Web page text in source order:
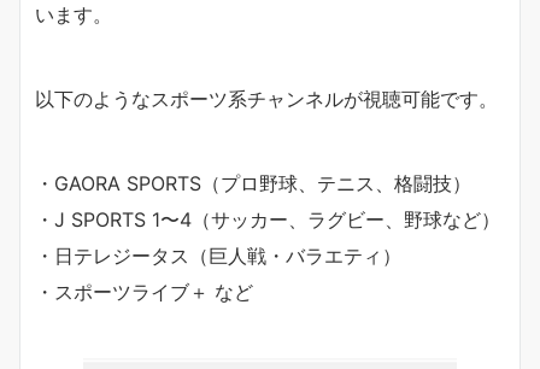
います。
以下のようなスポーツ系チャンネルが視聴可能です。
・GAORA SPORTS（プロ野球、テニス、格闘技）
・J SPORTS 1〜4（サッカー、ラグビー、野球など）
・日テレジータス（巨人戦・バラエティ）
・スポーツライブ＋ など